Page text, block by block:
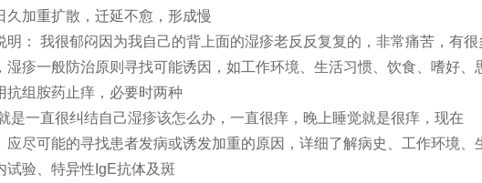
久加重扩散，迁延不愈，形成慢
明： 我很郁闷因为我自己的背上面的湿疹老反反复复的，非常痛苦，有
湿疹一般防治原则寻找可能诱因，如工作环境、生活习惯、饮食、嗜好、
抗组胺药止痒，必要时两种
是一直很纠结自己湿疹该怎么办，一直很痒，晚上睡觉就是很痒，现在
应尽可能的寻找患者发病或诱发加重的原因，详细了解病史、工作环境
试验、特异性IgE抗体及斑